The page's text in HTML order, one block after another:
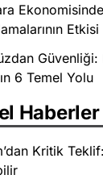
Etkisi
Güvenliği:
6 Temel Yolu
Haberler
Kritik